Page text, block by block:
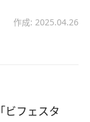
作成: 2025.04.26
ビフェスタ